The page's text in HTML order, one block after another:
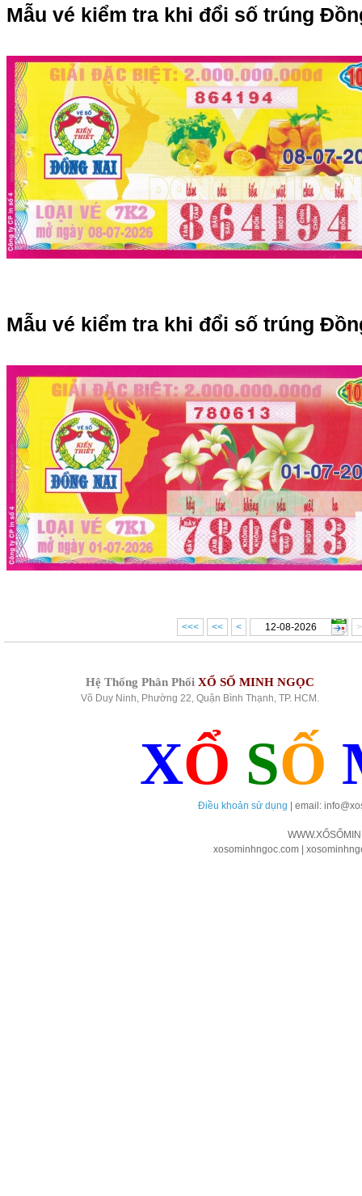
Mẫu vé kiểm tra khi đổi số trúng
Mẫu vé kiểm tra khi đổi số trúng
<<< << < >
Hệ Thống Phân Phối XỔ SỐ MINH NGỌC
Võ Duy Ninh, Phường 22, Quận Bình Thạnh, TP. HCM.
XỔ SỐ
Điều khoản sử dụng | email:
xosominhngoc.com |